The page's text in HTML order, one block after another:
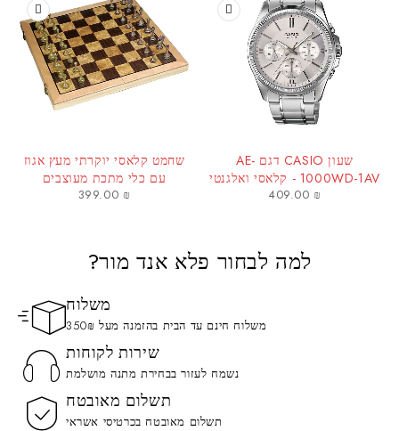
שעון CASIO דגם AE-
1000WD-1AV - קלאסי ואלגנטי
לגבר
409.00₪
שחמט קלאסי יוקרתי מעץ אגוז
עם כלי מתכת מעוצבים
399.00 ₪
למה לבחור פלא אנד מור?
משלוח
משלוח חינם עד הבית בהזמנה מעל 350₪
שירות לקוחות
נשמח לעזור בבחירת מתנה מושלמת
תשלום מאובטח
תשלום מאובטח בכרטיסי אשראי